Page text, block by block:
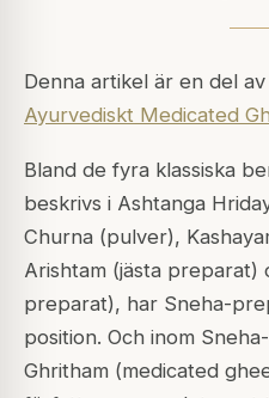
Denna artikel är en del
Ayurvediskt Medicated
Bland de fyra klassiska
beskrivs i Ashtanga
Churna (pulver),
Arishtam (jästa preparat)
preparat), har Sneha-
position. Och inom
Ghritham (medicated